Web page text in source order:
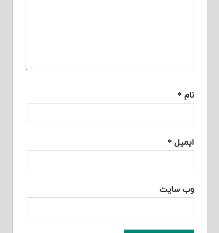
نام *
ایمیل *
وب‌ سایت